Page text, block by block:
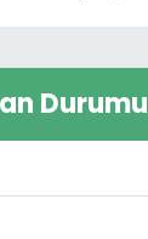
Durumu